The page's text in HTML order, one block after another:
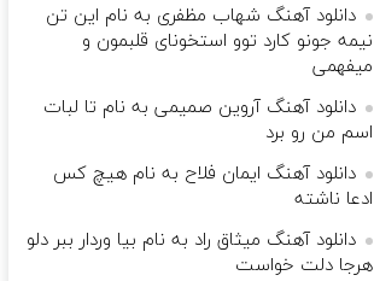
دانلود آهنگ شهاب مظفری به نام این تن
نیمه جونو کارد توو استخونای قلبمون و
میفهمی
دانلود آهنگ آروین صمیمی به نام تا لبات
اسم من رو برد
دانلود آهنگ ایمان فلاح به نام هیچ کس
ادعا ناشته
دانلود آهنگ میثاق راد به نام بیا وردار ببر دلو
هرجا دلت خواست